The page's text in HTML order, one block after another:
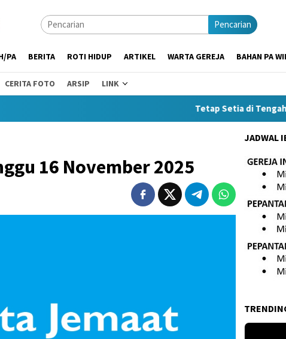
Pencarian
PA BERITA ROTI HIDUP ARTIKEL WARTA GEREJA BAHAN PA
CERITA FOTO ARSIP LINK
Tetap Setia di Tengah
16 November 2025
JADWAL